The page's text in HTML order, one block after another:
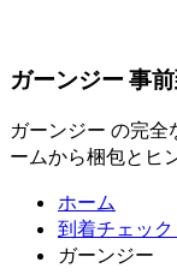
ガーンジー 事
ガーンジー の完
ームから梱包とヒ
ホーム
到着チェック
ガーンジー